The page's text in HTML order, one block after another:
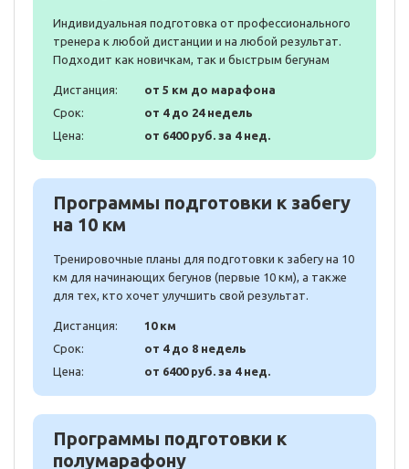
Индивидуальная подготовка от профессионального
тренера к любой дистанции и на любой результат.
Подходит как новичкам, так и быстрым бегунам
Дистанция:
от 5 км до марафона
Срок:
от 4 до 24 недель
Цена:
от 6400 руб. за 4 нед.
Программы подготовки к забегу
на 10 км
Тренировочные планы для подготовки к забегу на 10
км для начинающих бегунов (первые 10 км), а также
для тех, кто хочет улучшить свой результат.
Дистанция:
10 км
Срок:
от 4 до 8 недель
Цена:
от 6400 руб. за 4 нед.
Программы подготовки к
полумарафону